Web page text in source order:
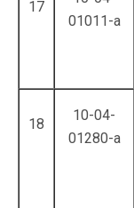
17
01011-а
18
10-04-
01280-а